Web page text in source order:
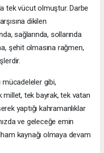
tek vücut olmuştur. Darbe
dikilen
sağlarında, sollarında
şehit olmasına rağmen,
mücadeleler gibi,
tek bayrak, tek vatan
yaptığı kahramanlıklar
ve geleceğe emin
kaynağı olmaya devam